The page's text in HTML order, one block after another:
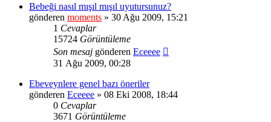
Bebeği nasıl mışıl mışıl uyutursunuz?
gönderen moments » 30 Ağu 2009, 15:21
1 Cevaplar
15724 Görüntüleme
Son mesaj gönderen Eceeee
31 Ağu 2009, 00:28
Ebeveynlere genel bazı öneriler
gönderen Eceeee » 08 Eki 2008, 18:44
0 Cevaplar
3671 Görüntüleme